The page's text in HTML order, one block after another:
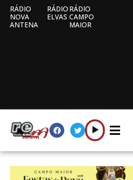
RÁDIO
NOVA
ANTENA
RÁDIO
ELVAS
RÁDIO
CAMPO
MAIOR